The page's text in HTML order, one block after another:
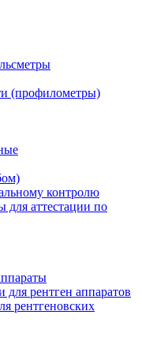
(профилометры)
контролю
для аттестации по
рентген аппаратов
рентгеновских